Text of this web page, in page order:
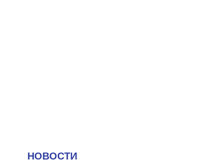
НОВОСТИ